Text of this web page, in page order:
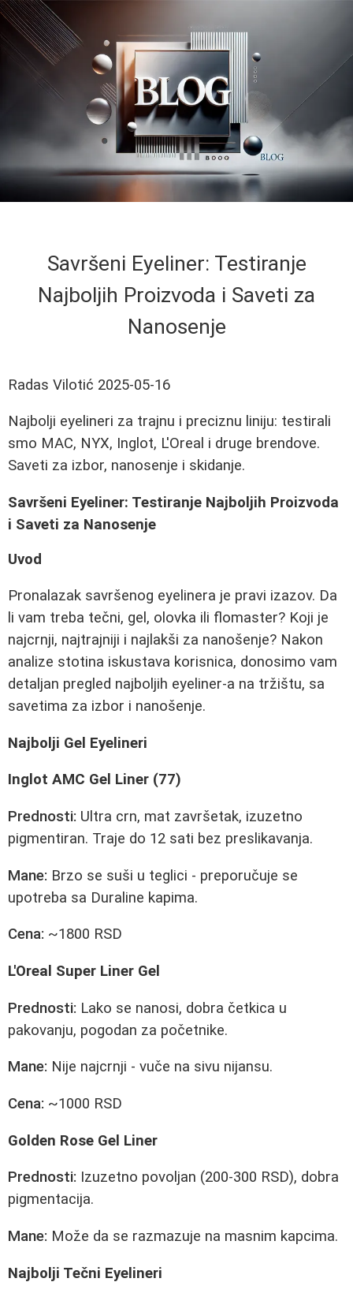
Savršeni Eyeliner: Testiranje
Najboljih Proizvoda i Saveti za
Nanosenje
Radas Vilotić 2025-05-16
Najbolji eyelineri za trajnu i preciznu liniju: testirali
smo MAC, NYX, Inglot, L'Oreal i druge brendove.
Saveti za izbor, nanosenje i skidanje.
Savršeni Eyeliner: Testiranje Najboljih Proizvoda
i Saveti za Nanosenje
Uvod
Pronalazak savršenog eyelinera je pravi izazov. Da
li vam treba tečni, gel, olovka ili flomaster? Koji je
najcrnji, najtrajniji i najlakši za nanošenje? Nakon
analize stotina iskustava korisnica, donosimo vam
detaljan pregled najboljih eyeliner-a na tržištu, sa
savetima za izbor i nanošenje.
Najbolji Gel Eyelineri
Inglot AMC Gel Liner (77)
Prednosti: Ultra crn, mat završetak, izuzetno
pigmentiran. Traje do 12 sati bez preslikavanja.
Mane: Brzo se suši u teglici - preporučuje se
upotreba sa Duraline kapima.
Cena: ~1800 RSD
L'Oreal Super Liner Gel
Prednosti: Lako se nanosi, dobra četkica u
pakovanju, pogodan za početnike.
Mane: Nije najcrnji - vuče na sivu nijansu.
Cena: ~1000 RSD
Golden Rose Gel Liner
Prednosti: Izuzetno povoljan (200-300 RSD), dobra
pigmentacija.
Mane: Može da se razmazuje na masnim kapcima.
Najbolji Tečni Eyelineri